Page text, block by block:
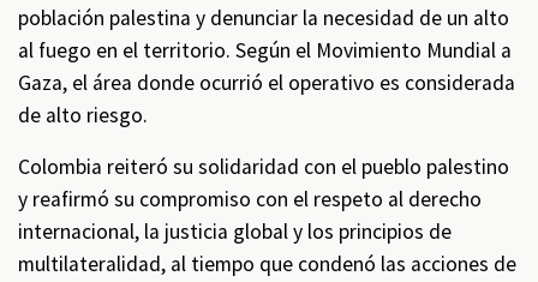
población palestina y denunciar la necesidad de un alto
al fuego en el territorio. Según el Movimiento Mundial a
Gaza, el área donde ocurrió el operativo es considerada
de alto riesgo.
Colombia reiteró su solidaridad con el pueblo palestino
y reafirmó su compromiso con el respeto al derecho
internacional, la justicia global y los principios de
multilateralidad, al tiempo que condenó las acciones de